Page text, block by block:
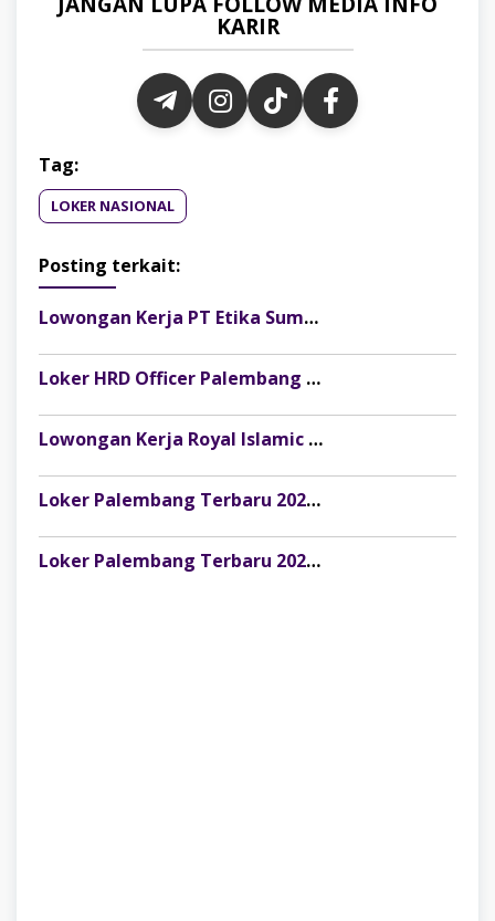
KARIR
Tag:
LOKER NASIONAL
Posting terkait:
Lowongan Kerja PT Etika Sumber Alam Posisi Finance & Tax Staff, Fresh Graduate Dipersilakan Melamar
Loker HRD Officer Palembang di Pesona Musi, Fresh Graduate Dipersilakan Melamar
Lowongan Kerja Royal Islamic School Palembang: Staff Keuangan & Front Office
Loker Palembang Terbaru 2026 Customer Service Marketing Klinik Rumah Cantik
Loker Palembang Terbaru 2026 Captain / Supervisor Resto Pempek Mama Musi